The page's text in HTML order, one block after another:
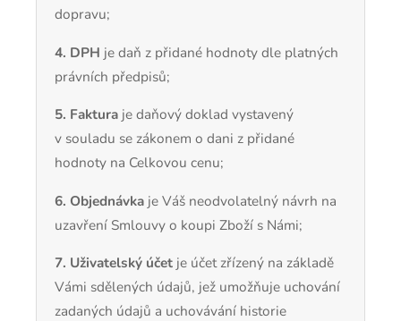
dopravu;
4. DPH je daň z přidané hodnoty dle platných
právních předpisů;
5. Faktura je daňový doklad vystavený
v souladu se zákonem o dani z přidané
hodnoty na Celkovou cenu;
6. Objednávka je Váš neodvolatelný návrh na
uzavření Smlouvy o koupi Zboží s Námi;
7. Uživatelský účet je účet zřízený na základě
Vámi sdělených údajů, jež umožňuje uchování
zadaných údajů a uchovávání historie